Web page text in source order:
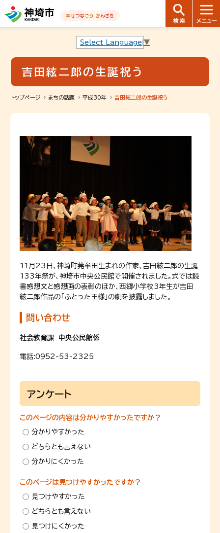
音声読み上げ用ナビゲーションです。
本文へ移動します
ページ最後（フッター）へ移動します
音声読み上げ用ナビゲーションはここまでです。
Select Language ▼
吉田絃二郎の生誕祝う
トップページ まちの話題 平成30年 吉田絃二郎の生誕祝う
11月23日、神埼町莞牟田生まれの作家、吉田絃二郎の生誕
133年祭が、神埼市中央公民館で開催されました。式では読
書感想文と感想画の表彰のほか、西郷小学校3年生が吉田
絃二郎作品の「ふとった王様」の劇を披露しました。
問い合わせ
社会教育課 中央公民館係
電話:0952-53-2325
アンケート
このページの内容は分かりやすかったですか？
分かりやすかった
どちらとも言えない
分かりにくかった
このページは見つけやすかったですか？
見つけやすかった
どちらとも言えない
見つけにくかった